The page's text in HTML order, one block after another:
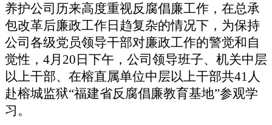
养护公司历来高度重视反腐倡廉工作，在总承
包改革后廉政工作日趋复杂的情况下，为保持
公司各级党员领导干部对廉政工作的警觉和自
觉性， 4月 20 日下午，公司领导班子、机关中层
以上干部、在榕直属单位中层以上干部共41人
赴榕城监狱“福建省反腐倡廉教育基地”参观学
习。